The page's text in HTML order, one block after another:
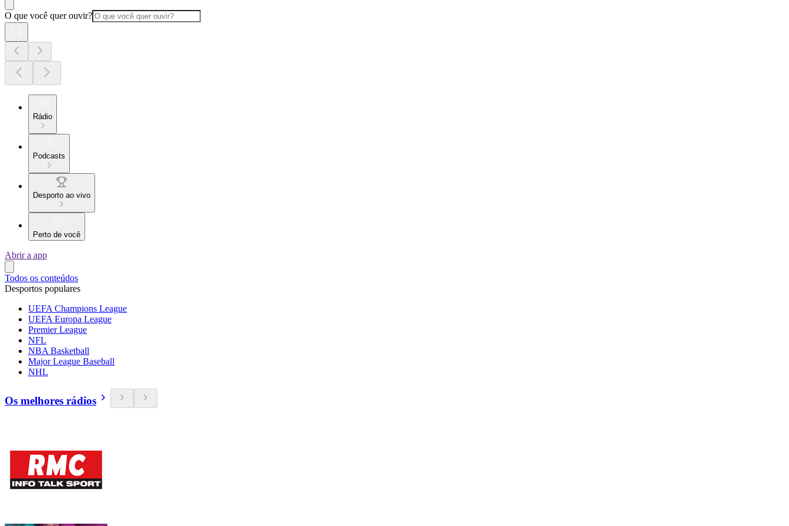
O que você quer ouvir?
Rádio
Podcasts
Desporto ao vivo
Perto de você
Abrir a app
Todos os conteúdos
Desportos populares
UEFA Champions League
UEFA Europa League
Premier League
NFL
NBA Basketball
Major League Baseball
NHL
Os melhores rádios